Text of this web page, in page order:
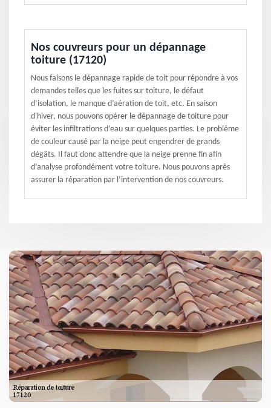
Nos couvreurs pour un dépannage
toiture (17120)
Nous faisons le dépannage rapide de toit pour répondre à vos
demandes telles que les fuites sur toiture, le défaut
d’isolation, le manque d’aération de toit, etc. En saison
d'hiver, nous pouvons opérer le dépannage de toiture pour
éviter les infiltrations d’eau sur quelques parties. Le problème
de couleur causé par la neige peut engendrer de grands
dégâts. Il faut donc attendre que la neige prenne fin afin
d’analyse profondément votre toiture. Nous pouvons après
assurer la réparation par l’intervention de nos couvreurs.